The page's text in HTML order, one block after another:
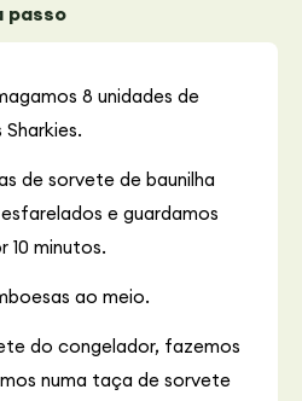
passo
8 unidades de
de sorvete de baunilha
e guardamos
10 minutos.
ao meio.
do congelador, fazemos
numa taça de sorvete